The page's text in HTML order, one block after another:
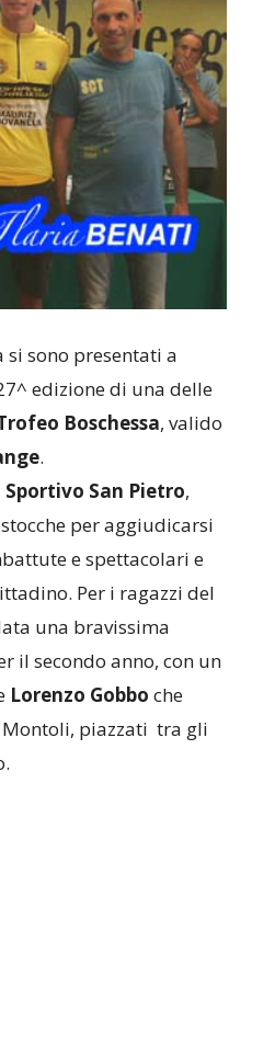
sono presentati a
edizione di una delle
Boschessa, valido
.
Sportivo San Pietro,
per aggiudicarsi
e spettacolari e
Per i ragazzi del
una bravissima
il secondo anno, con un
Lorenzo Gobbo che
piazzati tra gli